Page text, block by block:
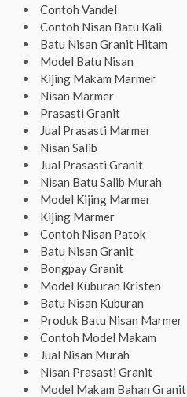
Contoh Vandel
Contoh Nisan Batu Kali
Batu Nisan Granit Hitam
Model Batu Nisan
Kijing Makam Marmer
Nisan Marmer
Prasasti Granit
Jual Prasasti Marmer
Nisan Salib
Jual Prasasti Granit
Nisan Batu Salib Murah
Model Kijing Marmer
Kijing Marmer
Contoh Nisan Patok
Batu Nisan Granit
Bongpay Granit
Model Kuburan Kristen
Batu Nisan Kuburan
Produk Batu Nisan Marmer
Contoh Model Makam
Jual Nisan Murah
Nisan Prasasti Granit
Model Makam Bahan Granit